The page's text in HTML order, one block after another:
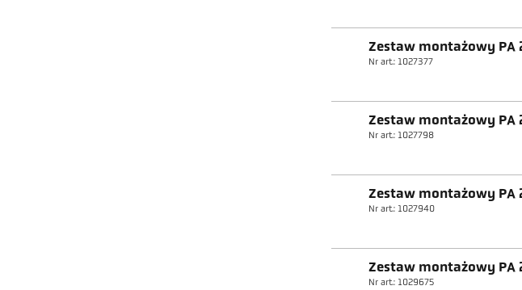
Zestaw montażowy PA
Nr art.: 1027377
Zestaw montażowy PA
Nr art.: 1027798
Zestaw montażowy PA
Nr art.: 1027940
Zestaw montażowy PA
Nr art.: 1029675